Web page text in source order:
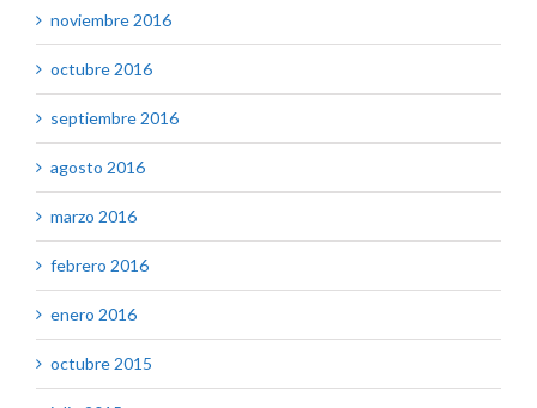
noviembre 2016
octubre 2016
septiembre 2016
agosto 2016
marzo 2016
febrero 2016
enero 2016
octubre 2015